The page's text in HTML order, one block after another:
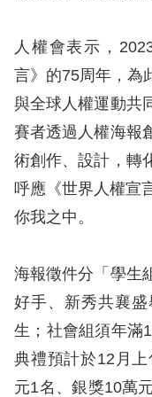
業
務
核
心
人
權
公
陳
情
申
訴
人權會表示，
言》的75周年，為
與全球人權運動共
賽者透過人權海報
術創作、設計，轉
呼應《世界人權宣
你我之中。
海報徵件分「學生
好手、新秀共襄
生；社會組須年滿
典禮預計於12月
元1名、銀獎10萬